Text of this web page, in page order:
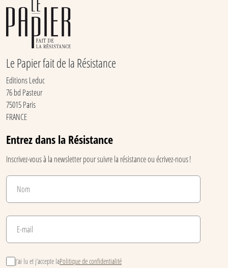
Le Papier fait de la Résistance
Editions Leduc
76 bd Pasteur
75015 Paris
FRANCE
Entrez dans la Résistance
Inscrivez-vous à la newsletter pour suivre la résistance ou écrivez-nous !
J’ai lu et j’accepte laPolitique de confidentialité